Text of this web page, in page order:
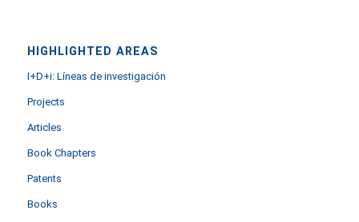
HIGHLIGHTED AREAS
I+D+i: Líneas de investigación
Projects
Articles
Book Chapters
Patents
Books